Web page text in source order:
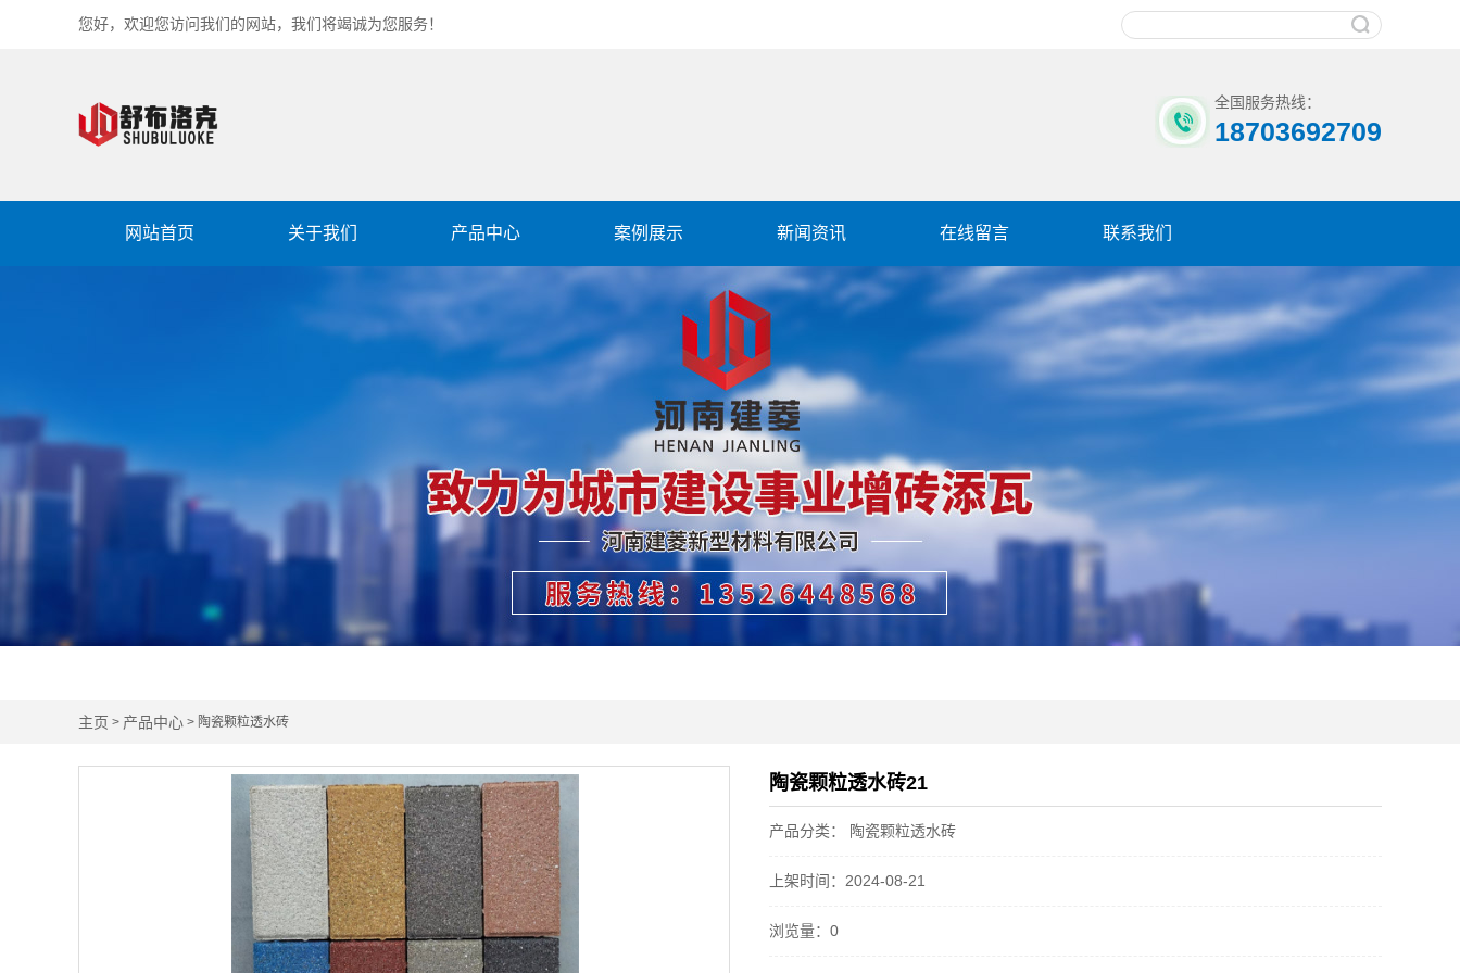
您好，欢迎您访问我们的网站，我们将竭诚为您服务！
全国服务热线：
18703692709
网站首页 关于我们 产品中心 案例展示 新闻资讯 在线留言 联系我们
主页 > 产品中心 > 陶瓷颗粒透水砖
陶瓷颗粒透水砖21
产品分类： 陶瓷颗粒透水砖
上架时间：2024-08-21
浏览量：0